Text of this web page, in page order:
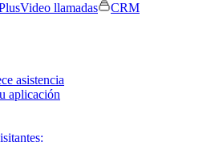
Video llamadas
CRM
asistencia
aplicación